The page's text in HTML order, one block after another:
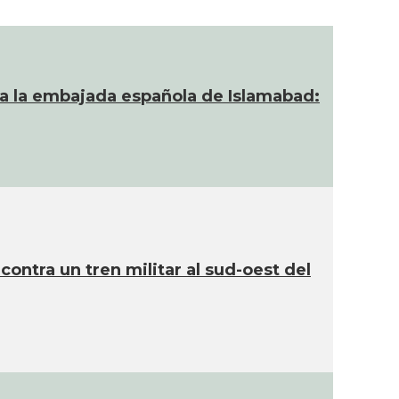
la embajada española de Islamabad:
un tren militar al sud-oest del